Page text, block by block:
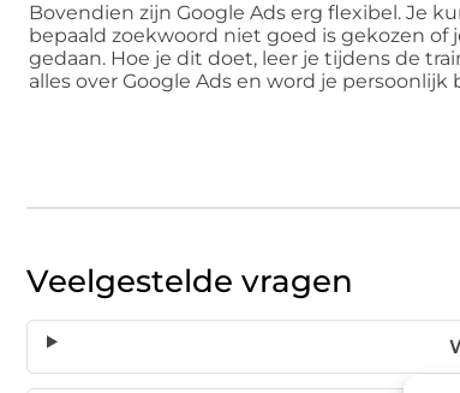
Bovendien zijn Google Ads erg flexibel. Je
bepaald zoekwoord niet goed is gekozen
gedaan. Hoe je dit doet, leer je tijdens de
alles over Google Ads en word je persoonlijk
Veelgestelde vragen